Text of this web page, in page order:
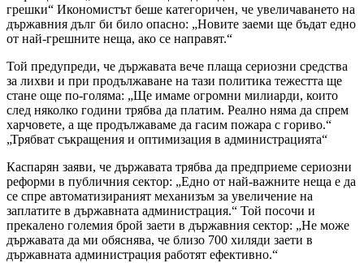
грешки“ Икономистът беше категоричен, че увеличаването на
държавния дълг би било опасно: „Новите заеми ще бъдат едно
от най-грешните неща, ако се направят.“
Той предупреди, че държавата вече плаща сериозни средства
за лихви и при продължаване на тази политика тежестта ще
стане още по-голяма: „Ще имаме огромни милиарди, които
след няколко години трябва да платим. Реално няма да спрем
харчовете, а ще продължаваме да гасим пожара с гориво.“
„Трябват съкращения и оптимизация в администрацията“
Каспарян заяви, че държавата трябва да предприеме сериозни
реформи в публичния сектор: „Едно от най-важните неща е да
се спре автоматизираният механизъм за увеличение на
заплатите в държавната администрация.“ Той посочи и
прекалено големия брой заети в държавния сектор: „Не може
държавата да ми обяснява, че близо 700 хиляди заети в
държавната администрация работят ефективно.“